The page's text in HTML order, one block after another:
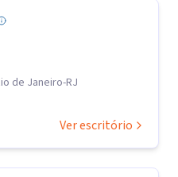
de Janeiro-RJ
Ver escritório